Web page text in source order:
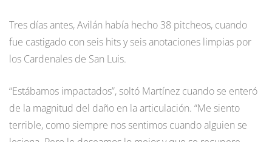
Tres días antes, Avilán había hecho 38 pitcheos, cuando
fue castigado con seis hits y seis anotaciones limpias por
los Cardenales de San Luis.
“Estábamos impactados”, soltó Martínez cuando se enteró
de la magnitud del daño en la articulación. “Me siento
terrible, como siempre nos sentimos cuando alguien se